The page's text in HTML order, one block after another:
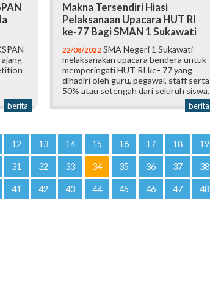
berita
Makna Tersendiri Hiasi
Pelaksanaan Upacara HUT RI
ke-77 Bagi SMAN 1 Sukawati
22/08/2022 SMA Negeri 1 Sukawati
melaksanakan upacara bendera untuk
memperingati HUT RI ke- 77 yang
dihadiri oleh guru, pegawai, staff serta
50% atau setengah dari seluruh siswa.
berita
12 13 14 15 16 17 18 19
31 32 33 34 35 36 37 38
41 42 43 44 45 46 47 48